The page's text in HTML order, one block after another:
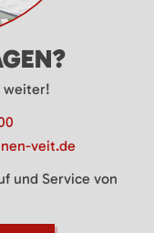
weiter!
veit.de
und Service von